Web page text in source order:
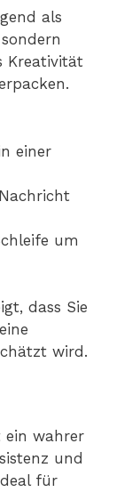
als
Kreativität
einer
um
dass Sie
wird.
ein wahrer
und
für